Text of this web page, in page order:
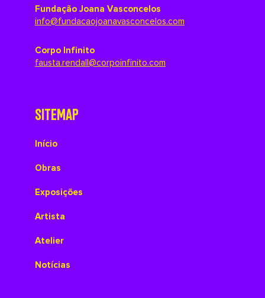
Fundação Joana Vasconcelos
info@fundacaojoanavasconcelos.com
Corpo Infinito
fausta.rendall@corpoinfinito.com
SITEMAP
Início
Obras
Exposições
Artista
Atelier
Notícias